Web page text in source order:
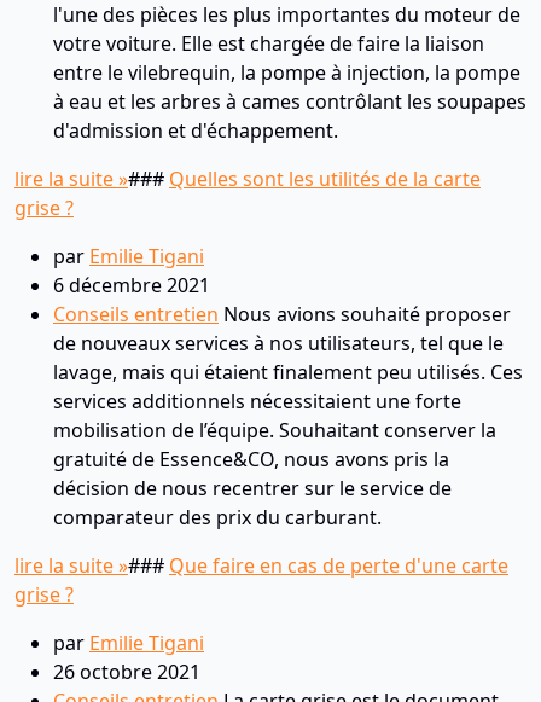
l'une des pièces les plus importantes du moteur de
votre voiture. Elle est chargée de faire la liaison
entre le vilebrequin, la pompe à injection, la pompe
à eau et les arbres à cames contrôlant les soupapes
d'admission et d'échappement.
lire la suite »### Quelles sont les utilités de la carte
grise ?
par Emilie Tigani
6 décembre 2021
Conseils entretien Nous avions souhaité proposer
de nouveaux services à nos utilisateurs, tel que le
lavage, mais qui étaient finalement peu utilisés. Ces
services additionnels nécessitaient une forte
mobilisation de l’équipe. Souhaitant conserver la
gratuité de Essence&CO, nous avons pris la
décision de nous recentrer sur le service de
comparateur des prix du carburant.
lire la suite »### Que faire en cas de perte d'une carte
grise ?
par Emilie Tigani
26 octobre 2021